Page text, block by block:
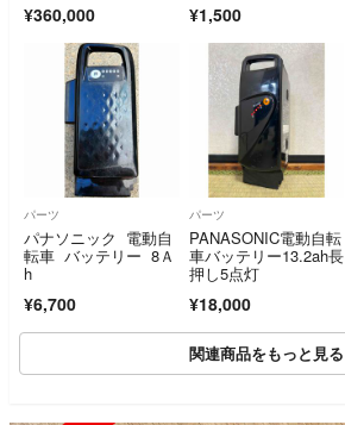
¥360,000 ¥1,500
パーツ
パナソニック 電動自
転車 バッテリー 8Ａ
h
¥6,700
パーツ
PANASONIC電動自転
車バッテリー13.2ah長
押し5点灯
¥18,000
関連商品をもっと見る